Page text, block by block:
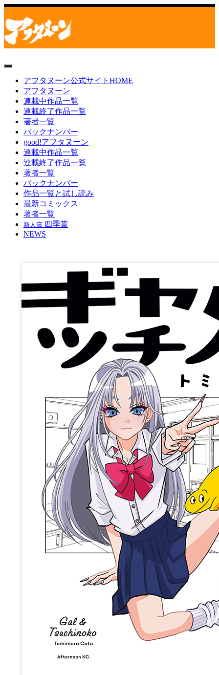
toggle
navigationアフタヌーン公式サイトHOME
アフタヌーン
連載中作品一覧
連載終了作品一覧
著者一覧
バックナンバー
good!アフタヌーン
連載中作品一覧
連載終了作品一覧
著者一覧
バックナンバー
作品一覧と試し読み
最新コミックス
著者一覧
新人賞 四季賞
NEWS